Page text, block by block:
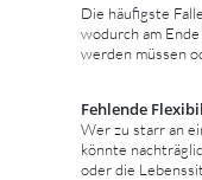
Die häufigste
wodurch am
werden müssen
Fehlende
Wer zu starr an
könnte
oder die